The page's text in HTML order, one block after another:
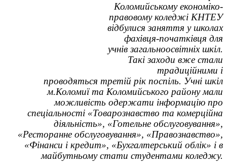
Коломийському економіко-
правовому коледжі КНТЕУ
відбулися заняття у школах
фахівця-початківця для
учнів загальноосвітніх шкіл.
Такі заходи вже стали
традиційними і
проводяться третій рік поспіль. Учні шкіл
м.Коломиї та Коломийського району мали
можливість одержати інформацію про
спеціальності «Товарознавство та комерційна
діяльність», «Готельне обслуговування»,
«Ресторанне обслуговування», «Правознавство»,
«Фінанси і кредит», «Бухгалтерський облік» і в
майбутньому стати студентами коледжу.